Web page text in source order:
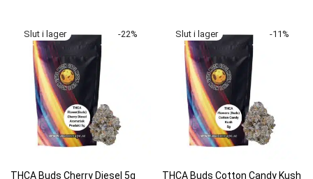
-22%
THCA Buds Cherry Diesel 5g
-11%
THCA Buds Cotton Candy Kush